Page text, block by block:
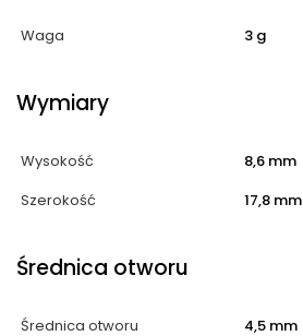
Waga 3 g
Wymiary
Wysokość
8,6 mm
Szerokość
17,8 mm
Średnica otworu
Średnica otworu 4,5 mm